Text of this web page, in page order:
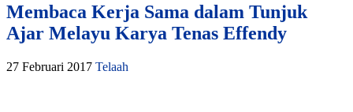
Membaca Kerja Sama dalam Tunjuk
Ajar Melayu Karya Tenas Effendy
27 Februari 2017 Telaah